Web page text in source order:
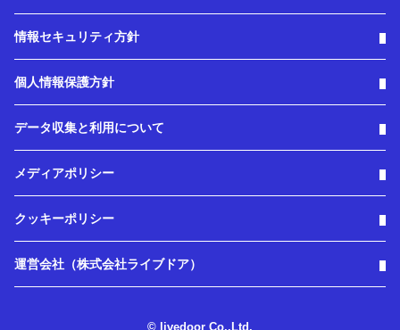
情報セキュリティ方針
個人情報保護方針
データ収集と利用について
メディアポリシー
クッキーポリシー
運営会社（株式会社ライブドア）
© livedoor Co.,Ltd.